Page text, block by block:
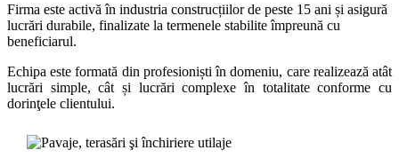
Firma este activă în industria construcțiilor de peste 15 ani și asigură
lucrări durabile, finalizate la termenele stabilite împreună cu
beneficiarul.
Echipa este formată din profesioniști în domeniu, care realizează atât
lucrări simple, cât și lucrări complexe în totalitate conforme cu
dorinţele clientului.